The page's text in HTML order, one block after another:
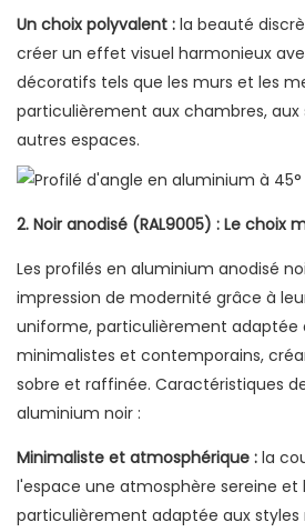
Un choix polyvalent : la beauté
créer un effet visuel harmonieux
décoratifs tels que les murs et les
particulièrement aux chambres, aux
autres espaces.
2. Noir anodisé (RAL9005) : Le choix
Les profilés en aluminium anodisé
impression de modernité grâce à
uniforme, particulièrement adaptée
minimalistes et contemporains,
sobre et raffinée. Caractéristiques
aluminium noir :
Minimaliste et atmosphérique : la
l'espace une atmosphère sereine
particulièrement adaptée aux